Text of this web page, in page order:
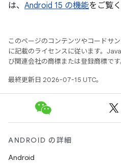
は、 Android 15 の機能をご覧
このページのコンテンツやコードサン
に記載のライセンスに従います。
び関連会社の商標または登録商標です
最終更新日 2026-07-15 UTC。
ANDROID の詳細
Android